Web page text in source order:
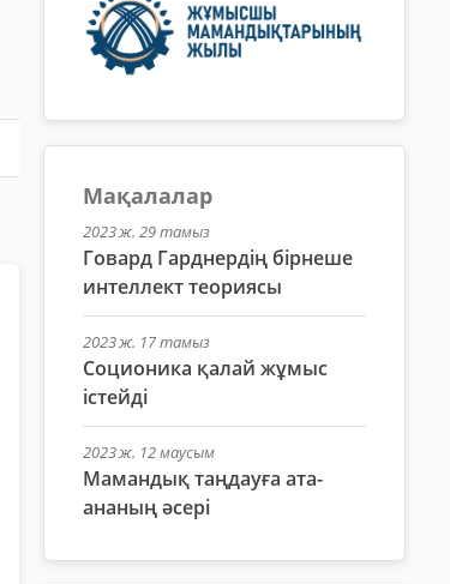
Мақалалар
2023 ж. 29 тамыз
Говард Гарднердің бірнеше
интеллект теориясы
2023 ж. 17 тамыз
Соционика қалай жұмыс
істейді
2023 ж. 12 маусым
Мамандық таңдауға ата-
ананың әсері